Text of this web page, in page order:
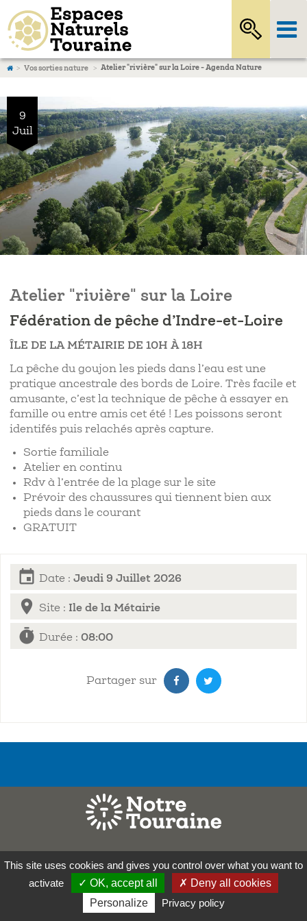
Vos sorties nature Atelier "rivière" sur la Loire - Agenda Nature
9
Juil
Atelier "rivière" sur la Loire
Fédération de pêche d’Indre-et-Loire
ÎLE DE LA MÉTAIRIE DE 10H À 18H
La pêche du goujon les pieds dans l’eau est une
pratique ancestrale des bords de Loire. Très facile et
amusante, c’est la technique de pêche à essayer en
famille ou entre amis cet été ! Les poissons seront
identifés puis relachés après capture.
Sortie familiale
Atelier en continu
Rdv à l’entrée de la plage sur le site
Prévoir des chaussures qui tiennent bien aux
pieds dans le courant
GRATUIT
event Date : Jeudi 9 Juillet 2026
location_on Site : Ile de la Métairie
timer Durée : 08:00
Partager sur
Contact
Plan de site
Zones de préemption – accès notaires
This site uses cookies and gives you control over what you want to
activate
✓ OK, accept all
✗ Deny all cookies
Personalize
Privacy policy